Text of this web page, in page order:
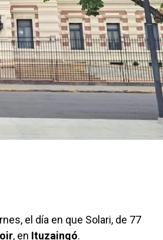
el día en que Solari, de 77
, en Ituzaingó.